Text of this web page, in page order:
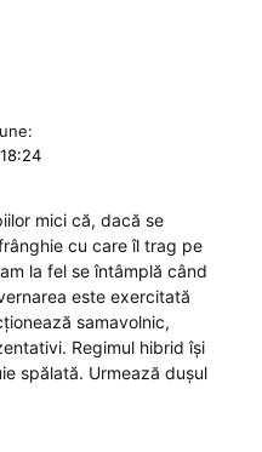
mici că, dacă se
cu care îl trag pe
la fel se întâmplă când
este exercitată
samavolnic,
Regimul hibrid își
spălată. Urmează dușul